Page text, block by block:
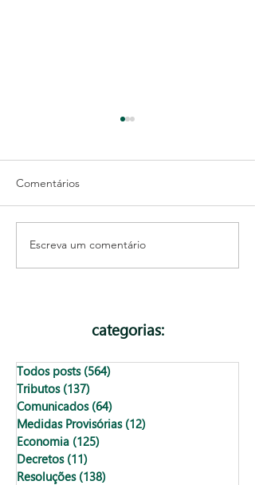
De 32% para 8%: Como
reduzir impostos com a
Comentários
Escreva um comentário
categorias:
Todos posts (564)
Tributos (137)
Comunicados (64)
Medidas Provisórias (12)
Economia (125)
Decretos (11)
Resoluções (138)